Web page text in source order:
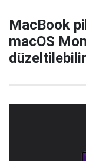
MacBook
macOS
düzeltilebilir